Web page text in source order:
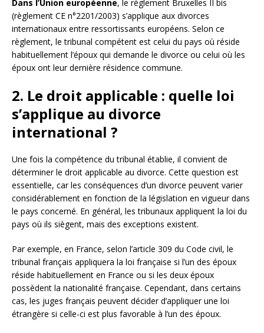
Dans l’Union européenne, le règlement Bruxelles II bis
(règlement CE n°2201/2003) s’applique aux divorces
internationaux entre ressortissants européens. Selon ce
règlement, le tribunal compétent est celui du pays où réside
habituellement l’époux qui demande le divorce ou celui où les
époux ont leur dernière résidence commune.
2. Le droit applicable : quelle loi
s’applique au divorce
international ?
Une fois la compétence du tribunal établie, il convient de
déterminer le droit applicable au divorce. Cette question est
essentielle, car les conséquences d’un divorce peuvent varier
considérablement en fonction de la législation en vigueur dans
le pays concerné. En général, les tribunaux appliquent la loi du
pays où ils siègent, mais des exceptions existent.
Par exemple, en France, selon l’article 309 du Code civil, le
tribunal français appliquera la loi française si l’un des époux
réside habituellement en France ou si les deux époux
possèdent la nationalité française. Cependant, dans certains
cas, les juges français peuvent décider d’appliquer une loi
étrangère si celle-ci est plus favorable à l’un des époux.